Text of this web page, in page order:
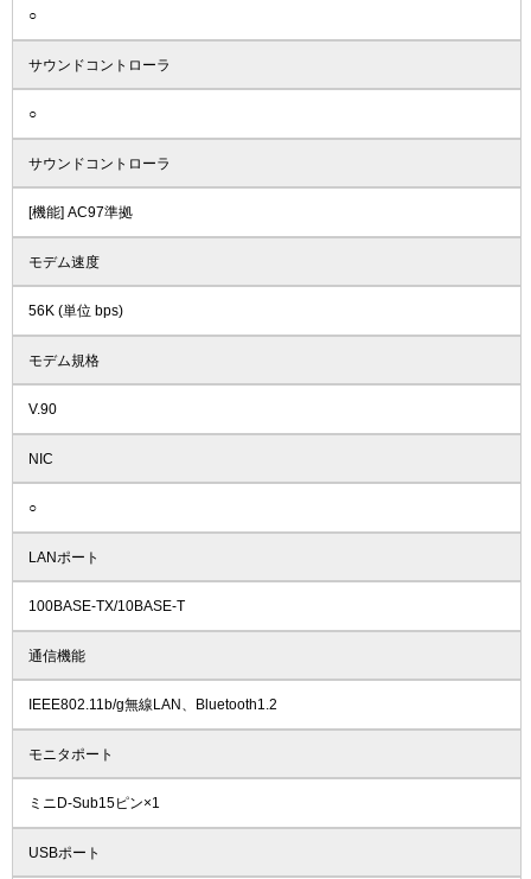
○
サウンドコントローラ
○
サウンドコントローラ
[機能] AC97準拠
モデム速度
56K (単位 bps)
モデム規格
V.90
NIC
○
LANポート
100BASE-TX/10BASE-T
通信機能
IEEE802.11b/g無線LAN、Bluetooth1.2
モニタポート
ミニD-Sub15ピン×1
USBポート